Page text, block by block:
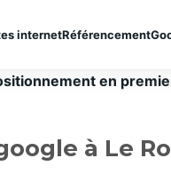
internetRéférencement
en
à Le